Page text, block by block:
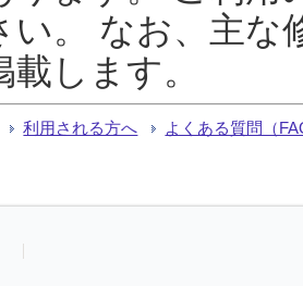
い。 なお、主な
します。
利用される方へ よくある質問（